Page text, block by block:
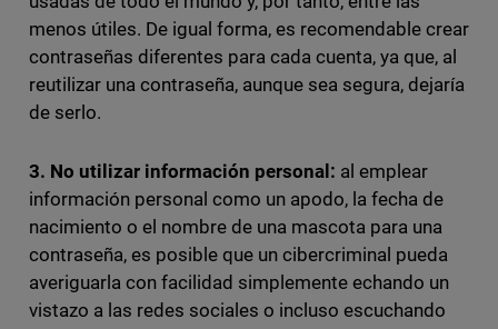
menos útiles. De igual forma, es recomendable crear
contraseñas diferentes para cada cuenta, ya que, al
reutilizar una contraseña, aunque sea segura, dejaría
de serlo.
3. No utilizar información personal: al emplear
información personal como un apodo, la fecha de
nacimiento o el nombre de una mascota para una
contraseña, es posible que un cibercriminal pueda
averiguarla con facilidad simplemente echando un
vistazo a las redes sociales o incluso escuchando